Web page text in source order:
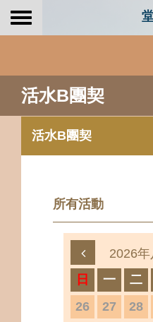
Toggle
活水B團契
活水B團契
所有活動
2026
日
一 二
26
27 28